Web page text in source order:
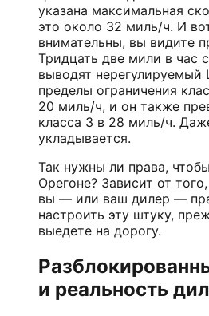
указана максимальная
это около 32 миль/ч. И
внимательны, вы видите
Тридцать две мили в час
выводят нерегулируемый
пределы ограничения
20 миль/ч, и он также
класса 3 в 28 миль/ч.
укладывается.
Так нужны ли права,
Орегоне? Зависит от
вы — или ваш дилер —
настроить эту штуку,
выедете на дорогу.
и реальность